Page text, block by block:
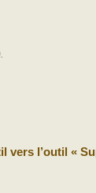
vers l’outil «